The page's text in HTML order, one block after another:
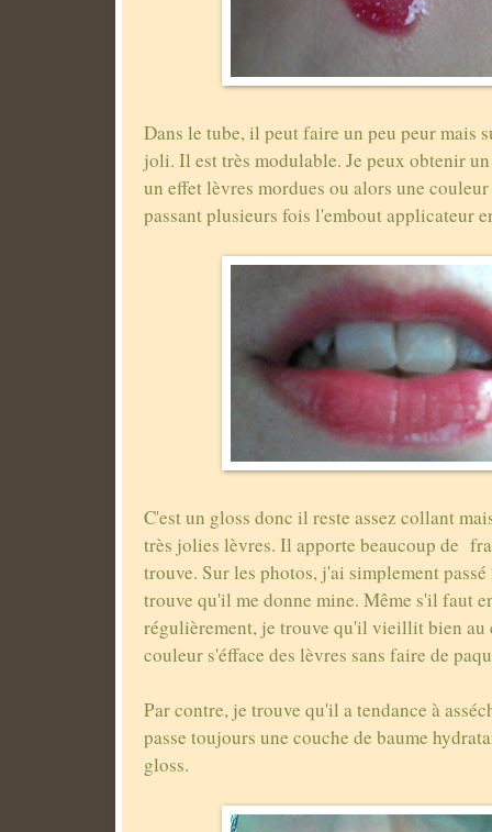
Dans le tube, il peut faire un peu peur mais
joli. Il est très modulable. Je peux obtenir
un effet lèvres mordues ou alors une
passant plusieurs fois l'embout applicateur
C'est un gloss donc il reste assez collant
très jolies lèvres. Il apporte beaucoup de
trouve. Sur les photos, j'ai simplement passé
trouve qu'il me donne mine. Même s'il faut
régulièrement, je trouve qu'il vieillit bien au
couleur s'éfface des lèvres sans faire de
Par contre, je trouve qu'il a tendance à
passe toujours une couche de baume
gloss.